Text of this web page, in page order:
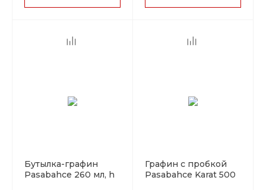
Бутылка-графин
Pasabahce 260 мл, h
Графин с пробкой
Pasabahce Karat 500